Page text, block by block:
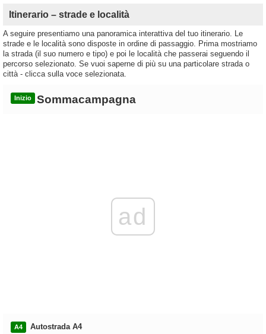
Itinerario – strade e località
A seguire presentiamo una panoramica interattiva del tuo itinerario. Le
strade e le località sono disposte in ordine di passaggio. Prima mostriamo
la strada (il suo numero e tipo) e poi le località che passerai seguendo il
percorso selezionato. Se vuoi saperne di più su una particolare strada o
città - clicca sulla voce selezionata.
Inizio Sommacampagna
ad
A4
Autostrada A4